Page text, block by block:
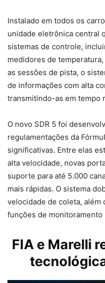
Instalado em todos os
unidade eletrônica central
sistemas de controle,
medidores de
as sessões de pista, o
de informações com alta
transmitindo-as em tempo
O novo SDR 5 foi
regulamentações da
significativas. Entre elas
alta velocidade, novas
suporte para até 5.000
mais rápidas. O sistema
velocidade de coleta, além
funções de monitoramento
FIA e Marelli